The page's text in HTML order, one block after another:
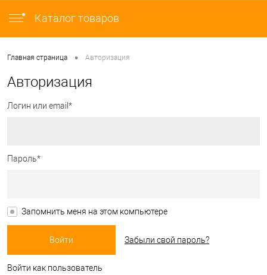
Каталог товаров
Главная страница • Авторизация
Авторизация
Логин или email*
Пароль*
Запомнить меня на этом компьютере
Забыли свой пароль?
Войти как пользователь